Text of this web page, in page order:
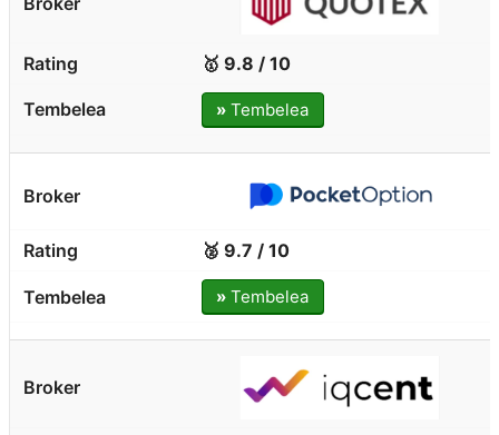
🥇 9.8 / 10
» Tembelea
🥈 9.7 / 10
» Tembelea